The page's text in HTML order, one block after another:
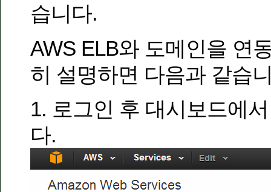
습니다.
AWS ELB와 도메인을 연
히 설명하면 다음과 같습
1. 로그인 후 대시보드에
다.